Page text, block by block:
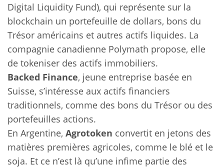
Digital Liquidity Fund), qui représente sur la
blockchain un portefeuille de dollars, bons du
Trésor américains et autres actifs liquides. La
compagnie canadienne Polymath propose, elle
de tokeniser des actifs immobiliers.
Backed Finance, jeune entreprise basée en
Suisse, s’intéresse aux actifs financiers
traditionnels, comme des bons du Trésor ou des
portefeuilles actions.
En Argentine, Agrotoken convertit en jetons des
matières premières agricoles, comme le blé et le
soja. Et ce n’est là qu’une infime partie des